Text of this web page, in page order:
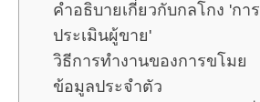
คำอธิบายเกี่ยวกับกลโกง 'การ
ประเมินผู้ขาย'
วิธีการทำงานของการขโมย
ข้อมูลประจำตัว